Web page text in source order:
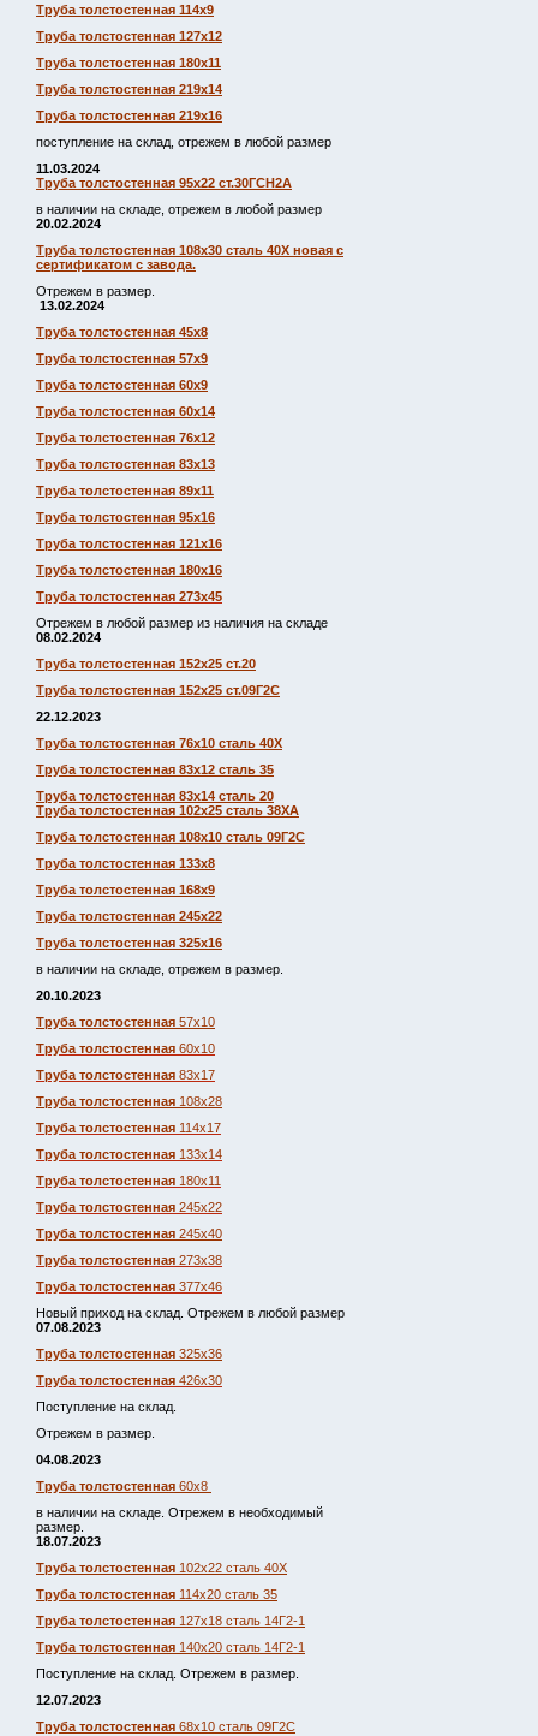
Труба толстостенная 114х9
Труба толстостенная 127х12
Труба толстостенная 180х11
Труба толстостенная 219х14
Труба толстостенная 219х16
поступление на склад, отрежем в любой размер
11.03.2024
Труба толстостенная 95х22 ст.30ГСН2А
в наличии на складе, отрежем в любой размер
20.02.2024
Труба толстостенная 108х30 сталь 40Х новая с
сертификатом с завода.
Отрежем в размер.
13.02.2024
Труба толстостенная 45х8
Труба толстостенная 57х9
Труба толстостенная 60х9
Труба толстостенная 60х14
Труба толстостенная 76х12
Труба толстостенная 83х13
Труба толстостенная 89х11
Труба толстостенная 95х16
Труба толстостенная 121х16
Труба толстостенная 180х16
Труба толстостенная 273х45
Отрежем в любой размер из наличия на складе
08.02.2024
Труба толстостенная 152х25 ст.20
Труба толстостенная 152х25 ст.09Г2С
22.12.2023
Труба толстостенная 76х10 сталь 40Х
Труба толстостенная 83х12 сталь 35
Труба толстостенная 83х14 сталь 20
Труба толстостенная 102х25 сталь 38ХА
Труба толстостенная 108х10 сталь 09Г2С
Труба толстостенная 133х8
Труба толстостенная 168х9
Труба толстостенная 245х22
Труба толстостенная 325х16
в наличии на складе, отрежем в размер.
20.10.2023
Труба толстостенная 57х10
Труба толстостенная 60х10
Труба толстостенная 83х17
Труба толстостенная 108х28
Труба толстостенная 114х17
Труба толстостенная 133х14
Труба толстостенная 180х11
Труба толстостенная 245х22
Труба толстостенная 245х40
Труба толстостенная 273х38
Труба толстостенная 377х46
Новый приход на склад. Отрежем в любой размер
07.08.2023
Труба толстостенная 325х36
Труба толстостенная 426х30
Поступление на склад.
Отрежем в размер.
04.08.2023
Труба толстостенная 60х8
в наличии на складе. Отрежем в необходимый
размер.
18.07.2023
Труба толстостенная 102х22 сталь 40Х
Труба толстостенная 114х20 сталь 35
Труба толстостенная 127х18 сталь 14Г2-1
Труба толстостенная 140х20 сталь 14Г2-1
Поступление на склад. Отрежем в размер.
12.07.2023
Труба толстостенная 68х10 сталь 09Г2С